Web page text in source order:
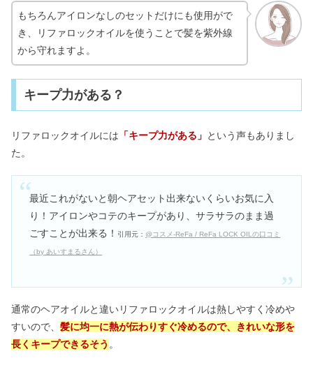
もちろんアイロンなしのセットだけにも使用がで
き、リファロックオイルを使うことで髪を紫外線
から守れますよ。
キープ力がある？
リファロックオイルには 「キープ力がある」 という声もありまし
た。
最近これがないと朝ヘアセット出来ないくらいお気に入
り！アイロンやコテのキープがあり、サラサラのまま過
ごすことが出来る！
引用元： @コスメ-ReFa / ReFa LOCK OILの口コミ
（by あいすまるさん）
通常のヘアオイルと違いリファロックオイルは熱しやすく冷めや
すいので、 髪に均一に熱が伝わりすぐ冷めるので、きれいな形を
長くキープできるそう 。